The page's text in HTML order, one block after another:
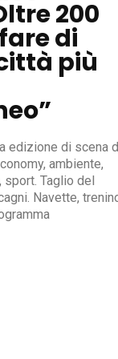
200
di
più
edizione di scena
ambiente,
sport. Taglio del
Navette,